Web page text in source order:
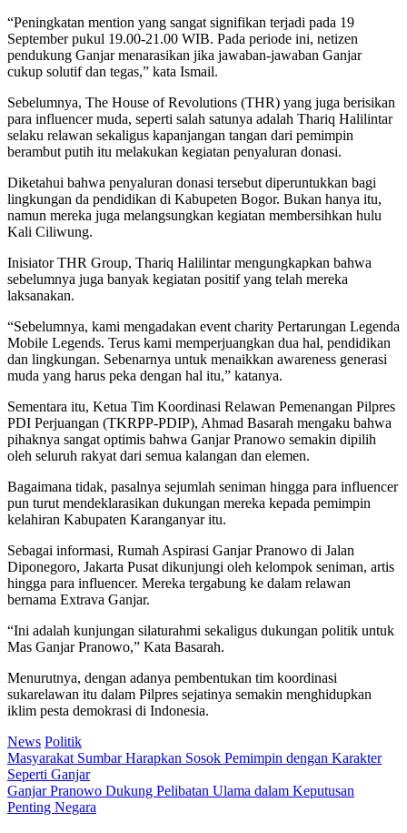
“Peningkatan mention yang sangat signifikan terjadi pada 19
September pukul 19.00-21.00 WIB. Pada periode ini, netizen
pendukung Ganjar menarasikan jika jawaban-jawaban Ganjar
cukup solutif dan tegas,” kata Ismail.
Sebelumnya, The House of Revolutions (THR) yang juga berisikan
para influencer muda, seperti salah satunya adalah Thariq Halilintar
selaku relawan sekaligus kapanjangan tangan dari pemimpin
berambut putih itu melakukan kegiatan penyaluran donasi.
Diketahui bahwa penyaluran donasi tersebut diperuntukkan bagi
lingkungan da pendidikan di Kabupeten Bogor. Bukan hanya itu,
namun mereka juga melangsungkan kegiatan membersihkan hulu
Kali Ciliwung.
Inisiator THR Group, Thariq Halilintar mengungkapkan bahwa
sebelumnya juga banyak kegiatan positif yang telah mereka
laksanakan.
“Sebelumnya, kami mengadakan event charity Pertarungan Legenda
Mobile Legends. Terus kami memperjuangkan dua hal, pendidikan
dan lingkungan. Sebenarnya untuk menaikkan awareness generasi
muda yang harus peka dengan hal itu,” katanya.
Sementara itu, Ketua Tim Koordinasi Relawan Pemenangan Pilpres
PDI Perjuangan (TKRPP-PDIP), Ahmad Basarah mengaku bahwa
pihaknya sangat optimis bahwa Ganjar Pranowo semakin dipilih
oleh seluruh rakyat dari semua kalangan dan elemen.
Bagaimana tidak, pasalnya sejumlah seniman hingga para influencer
pun turut mendeklarasikan dukungan mereka kepada pemimpin
kelahiran Kabupaten Karanganyar itu.
Sebagai informasi, Rumah Aspirasi Ganjar Pranowo di Jalan
Diponegoro, Jakarta Pusat dikunjungi oleh kelompok seniman, artis
hingga para influencer. Mereka tergabung ke dalam relawan
bernama Extrava Ganjar.
“Ini adalah kunjungan silaturahmi sekaligus dukungan politik untuk
Mas Ganjar Pranowo,” Kata Basarah.
Menurutnya, dengan adanya pembentukan tim koordinasi
sukarelawan itu dalam Pilpres sejatinya semakin menghidupkan
iklim pesta demokrasi di Indonesia.
News Politik
Post
navigation
Masyarakat Sumbar Harapkan Sosok Pemimpin dengan Karakter
Seperti Ganjar
Ganjar Pranowo Dukung Pelibatan Ulama dalam Keputusan
Penting Negara